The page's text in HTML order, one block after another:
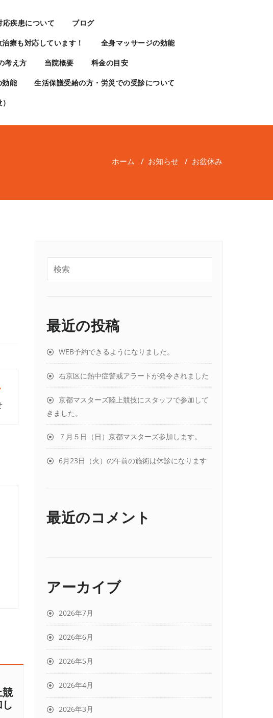
疾患について ブログ
療も対応しています！ 全身マッサージの効能
考え方 当院概要 料金の目安
効能 生活保護受給の方・労災での受診について
ホーム / お知らせ / お盆休み
競
最近の投稿
WEB予約できるようになりました。
右京区に熱中症警戒アラートが発令されました
京都マスターズ陸上競技にスタッフで参加して
きました。
７月５日（日）京都マスターズ参加します。
6月23日（火）の午前の施術は休診になります
最近のコメント
アーカイブ
2026年7月
2026年6月
2026年5月
2026年4月
2026年3月